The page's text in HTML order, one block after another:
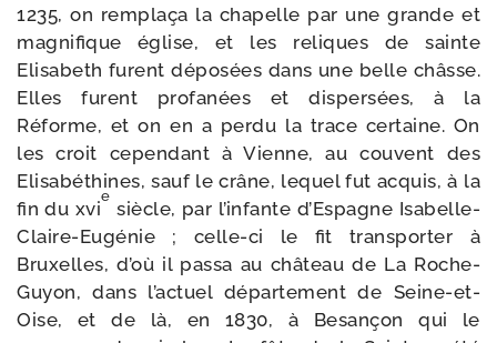
1235, on rem­pla­ça la cha­pelle par une grande et
magni­fique église, et les reliques de sainte
Elisabeth furent dépo­sées dans une belle châsse.
Elles furent profa­nées et dis­per­sées, à la
Réforme, et on en a per­du la trace cer­taine. On
les croit cepen­dant à Vienne, au couvent des
Elisabéthines, sauf le crâne, lequel fut acquis, à la
fin du xvi
e
siècle, par l’infante d’Espagne Isabelle-​
Claire-​Eugénie ; celle-​ci le fit trans­por­ter à
Bruxelles, d’où il pas­sa au châ­teau de La Roche-​
Guyon, dans l’actuel dépar­te­ment de Seine-​et-​
Oise, et de là, en 1830, à Besançon qui le